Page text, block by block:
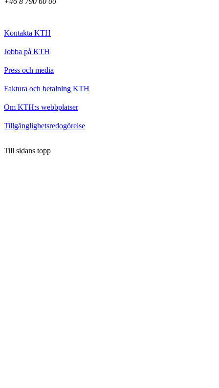
Kontakta KTH
Jobba på KTH
Press och media
Faktura och betalning KTH
Om KTH:s webbplatser
Tillgänglighetsredogörelse
Till sidans topp